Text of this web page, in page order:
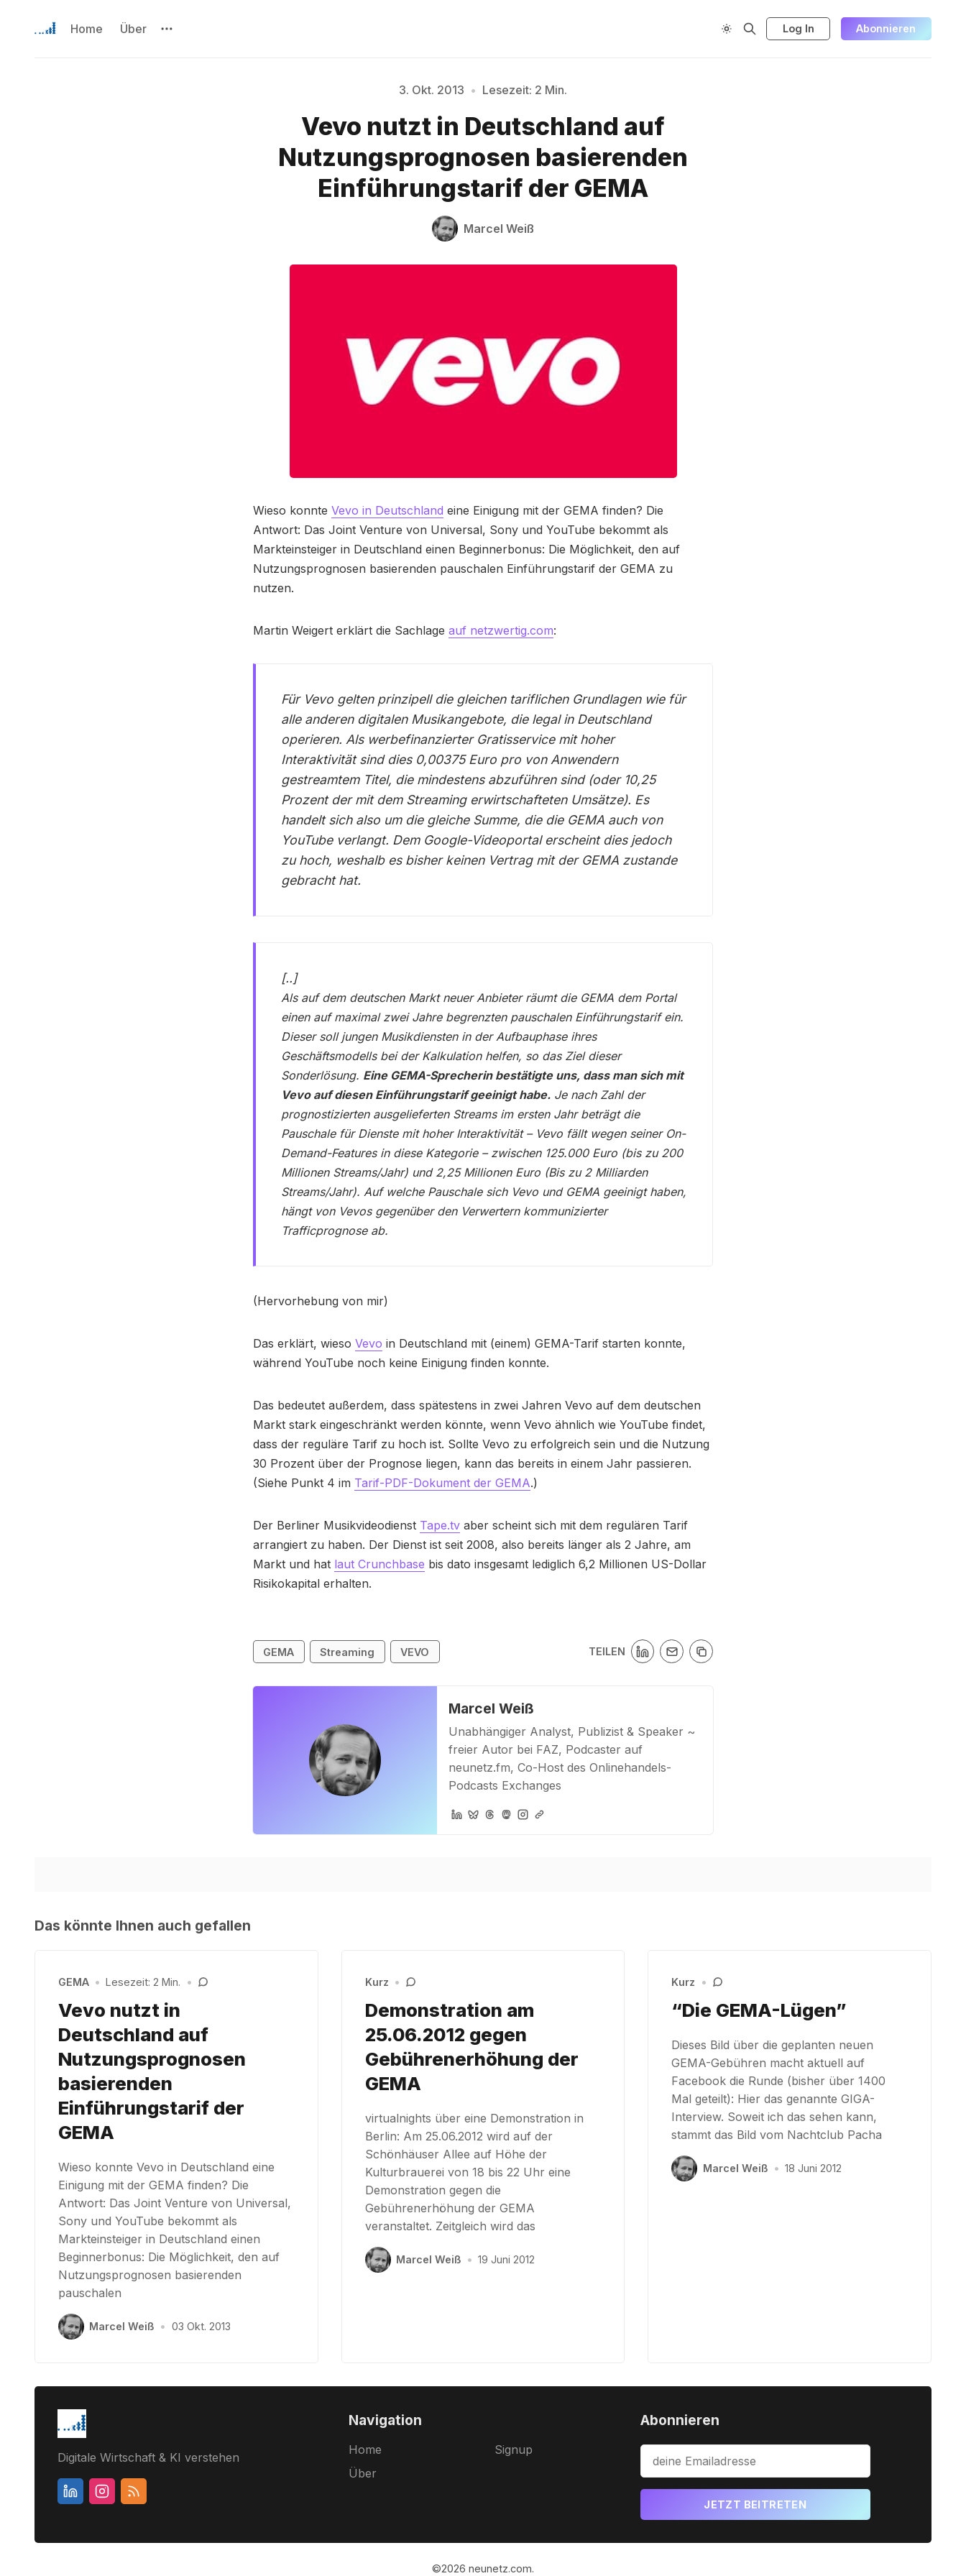
Home Über Log In Abonnieren
Bitte geben Sie mindestens 3 Zeichen ein
3. Okt. 2013 • Lesezeit: 2 Min.
Vevo nutzt in Deutschland auf
Nutzungsprognosen basierenden
Einführungstarif der GEMA
Marcel Weiß
Wieso konnte Vevo in Deutschland eine Einigung mit der GEMA finden? Die
Antwort: Das Joint Venture von Universal, Sony und YouTube bekommt als
Markteinsteiger in Deutschland einen Beginnerbonus: Die Möglichkeit, den auf
Nutzungsprognosen basierenden pauschalen Einführungstarif der GEMA zu
nutzen.
Martin Weigert erklärt die Sachlage auf netzwertig.com:
Für Vevo gelten prinzipell die gleichen tariflichen Grundlagen wie für
alle anderen digitalen Musikangebote, die legal in Deutschland
operieren. Als werbefinanzierter Gratisservice mit hoher
Interaktivität sind dies 0,00375 Euro pro von Anwendern
gestreamtem Titel, die mindestens abzuführen sind (oder 10,25
Prozent der mit dem Streaming erwirtschafteten Umsätze). Es
handelt sich also um die gleiche Summe, die die GEMA auch von
YouTube verlangt. Dem Google-Videoportal erscheint dies jedoch
zu hoch, weshalb es bisher keinen Vertrag mit der GEMA zustande
gebracht hat.
[..]
Als auf dem deutschen Markt neuer Anbieter räumt die GEMA dem Portal
einen auf maximal zwei Jahre begrenzten pauschalen Einführungstarif ein.
Dieser soll jungen Musikdiensten in der Aufbauphase ihres
Geschäftsmodells bei der Kalkulation helfen, so das Ziel dieser
Sonderlösung. Eine GEMA-Sprecherin bestätigte uns, dass man sich mit
Vevo auf diesen Einführungstarif geeinigt habe. Je nach Zahl der
prognostizierten ausgelieferten Streams im ersten Jahr beträgt die
Pauschale für Dienste mit hoher Interaktivität – Vevo fällt wegen seiner On-
Demand-Features in diese Kategorie – zwischen 125.000 Euro (bis zu 200
Millionen Streams/Jahr) und 2,25 Millionen Euro (Bis zu 2 Milliarden
Streams/Jahr). Auf welche Pauschale sich Vevo und GEMA geeinigt haben,
hängt von Vevos gegenüber den Verwertern kommunizierter
Trafficprognose ab.
(Hervorhebung von mir)
Das erklärt, wieso Vevo in Deutschland mit (einem) GEMA-Tarif starten konnte,
während YouTube noch keine Einigung finden konnte.
Das bedeutet außerdem, dass spätestens in zwei Jahren Vevo auf dem deutschen
Markt stark eingeschränkt werden könnte, wenn Vevo ähnlich wie YouTube findet,
dass der reguläre Tarif zu hoch ist. Sollte Vevo zu erfolgreich sein und die Nutzung
30 Prozent über der Prognose liegen, kann das bereits in einem Jahr passieren.
(Siehe Punkt 4 im Tarif-PDF-Dokument der GEMA.)
Der Berliner Musikvideodienst Tape.tv aber scheint sich mit dem regulären Tarif
arrangiert zu haben. Der Dienst ist seit 2008, also bereits länger als 2 Jahre, am
Markt und hat laut Crunchbase bis dato insgesamt lediglich 6,2 Millionen US-Dollar
Risikokapital erhalten.
GEMA Streaming VEVO TEILEN
Marcel Weiß
Unabhängiger Analyst, Publizist & Speaker ~
freier Autor bei FAZ, Podcaster auf
neunetz.fm, Co-Host des Onlinehandels-
Podcasts Exchanges
Das könnte Ihnen auch gefallen
GEMA • Lesezeit: 2 Min. •
Vevo nutzt in
Deutschland auf
Nutzungsprognosen
basierenden
Einführungstarif der
GEMA
Wieso konnte Vevo in Deutschland eine
Einigung mit der GEMA finden? Die
Antwort: Das Joint Venture von Universal,
Sony und YouTube bekommt als
Markteinsteiger in Deutschland einen
Beginnerbonus: Die Möglichkeit, den auf
Nutzungsprognosen basierenden
pauschalen
Marcel Weiß • 03 Okt. 2013
Kurz •
Demonstration am
25.06.2012 gegen
Gebührenerhöhung der
GEMA
virtualnights über eine Demonstration in
Berlin: Am 25.06.2012 wird auf der
Schönhäuser Allee auf Höhe der
Kulturbrauerei von 18 bis 22 Uhr eine
Demonstration gegen die
Gebührenerhöhung der GEMA
veranstaltet. Zeitgleich wird das
Marcel Weiß • 19 Juni 2012
Kurz •
“Die GEMA-Lügen”
Dieses Bild über die geplanten neuen
GEMA-Gebühren macht aktuell auf
Facebook die Runde (bisher über 1400
Mal geteilt): Hier das genannte GIGA-
Interview. Soweit ich das sehen kann,
stammt das Bild vom Nachtclub Pacha
Marcel Weiß • 18 Juni 2012
Digitale Wirtschaft & KI verstehen
Navigation
Home
Über
Signup
Abonnieren
JETZT BEITRETEN
©2026 neunetz.com.